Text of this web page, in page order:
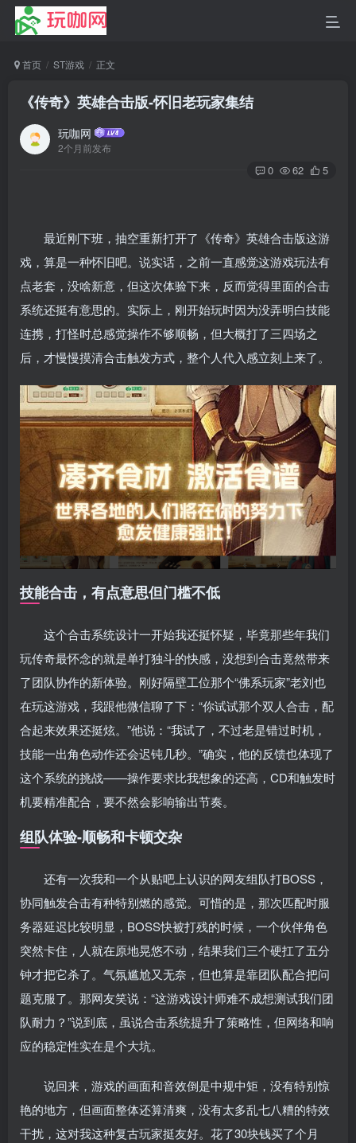
首页 ST游戏 正文
《传奇》英雄合击版-怀旧老玩家集结
玩咖网
2个月前发布
0 62 5
最近刚下班，抽空重新打开了《传奇》英雄合击版这游
戏，算是一种怀旧吧。说实话，之前一直感觉这游戏玩法有
点老套，没啥新意，但这次体验下来，反而觉得里面的合击
系统还挺有意思的。实际上，刚开始玩时因为没弄明白技能
连携，打怪时总感觉操作不够顺畅，但大概打了三四场之
后，才慢慢摸清合击触发方式，整个人代入感立刻上来了。
技能合击，有点意思但门槛不低
这个合击系统设计一开始我还挺怀疑，毕竟那些年我们
玩传奇最怀念的就是单打独斗的快感，没想到合击竟然带来
了团队协作的新体验。刚好隔壁工位那个“佛系玩家”老刘也
在玩这游戏，我跟他微信聊了下：“你试试那个双人合击，配
合起来效果还挺炫。”他说：“我试了，不过老是错过时机，
技能一出角色动作还会迟钝几秒。”确实，他的反馈也体现了
这个系统的挑战——操作要求比我想象的还高，CD和触发时
机要精准配合，要不然会影响输出节奏。
组队体验-顺畅和卡顿交杂
还有一次我和一个从贴吧上认识的网友组队打BOSS，
协同触发合击有种特别燃的感觉。可惜的是，那次匹配时服
务器延迟比较明显，BOSS快被打残的时候，一个伙伴角色
突然卡住，人就在原地晃悠不动，结果我们三个硬扛了五分
钟才把它杀了。气氛尴尬又无奈，但也算是靠团队配合把问
题克服了。那网友笑说：“这游戏设计师难不成想测试我们团
队耐力？”说到底，虽说合击系统提升了策略性，但网络和响
应的稳定性实在是个大坑。
说回来，游戏的画面和音效倒是中规中矩，没有特别惊
艳的地方，但画面整体还算清爽，没有太多乱七八糟的特效
干扰，这对我这种复古玩家挺友好。花了30块钱买了个月